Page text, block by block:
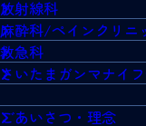
放射線科
麻酔科/ペインクリニ
救急科
さいたまガンマナイ
ごあいさつ・理念